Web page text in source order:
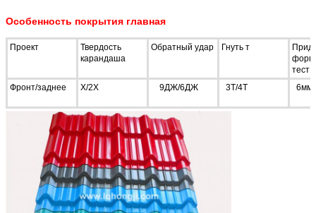
Особенность покрытия главная
Проект
Твердость
карандаша
Обратный удар Гнуть т
тест
Фронт/заднее
Х/2Х 9ДЖ/6ДЖ 3Т/4Т